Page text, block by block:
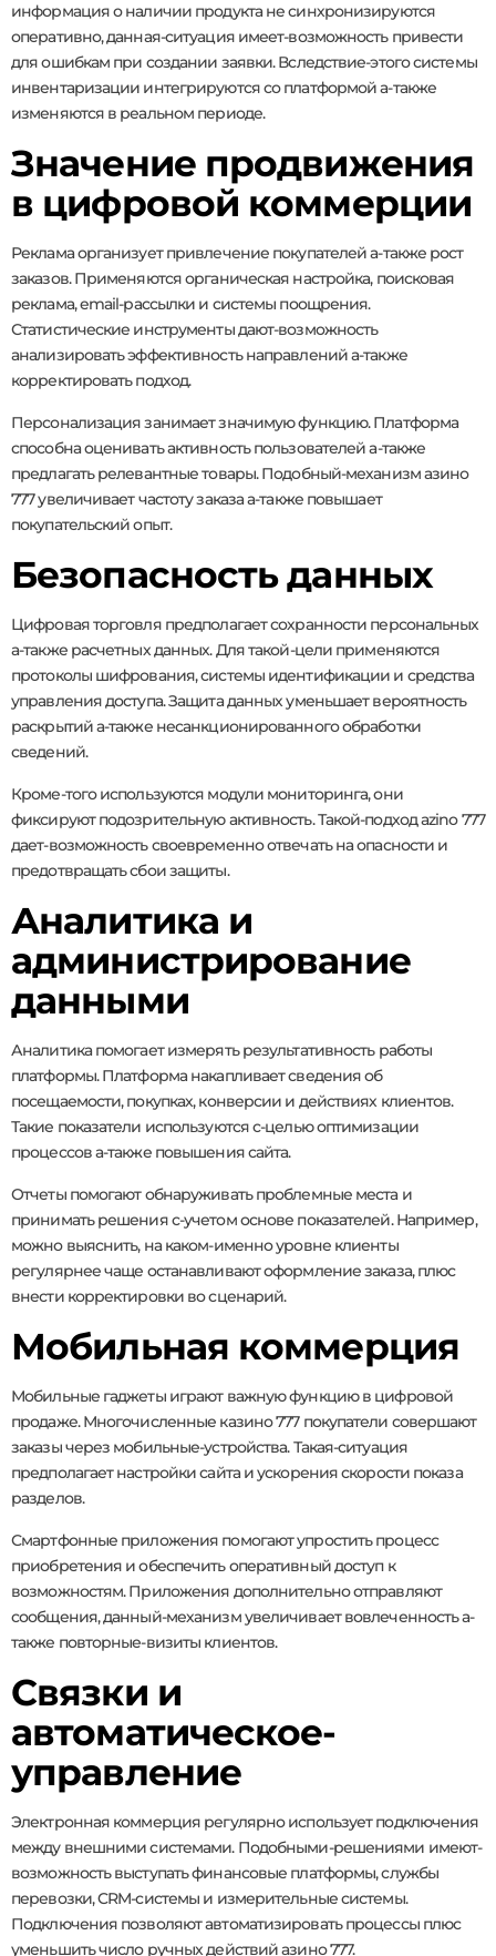
информация о наличии продукта не синхронизируются
оперативно, данная-ситуация имеет-возможность привести
для ошибкам при создании заявки. Вследствие-этого системы
инвентаризации интегрируются со платформой а-также
изменяются в реальном периоде.
Значение продвижения
в цифровой коммерции
Реклама организует привлечение покупателей а-также рост
заказов. Применяются органическая настройка, поисковая
реклама, email-рассылки и системы поощрения.
Статистические инструменты дают-возможность
анализировать эффективность направлений а-также
корректировать подход.
Персонализация занимает значимую функцию. Платформа
способна оценивать активность пользователей а-также
предлагать релевантные товары. Подобный-механизм азино
777 увеличивает частоту заказа а-также повышает
покупательский опыт.
Безопасность данных
Цифровая торговля предполагает сохранности персональных
а-также расчетных данных. Для такой-цели применяются
протоколы шифрования, системы идентификации и средства
управления доступа. Защита данных уменьшает вероятность
раскрытий а-также несанкционированного обработки
сведений.
Кроме-того используются модули мониторинга, они
фиксируют подозрительную активность. Такой-подход azino 777
дает-возможность своевременно отвечать на опасности и
предотвращать сбои защиты.
Аналитика и
администрирование
данными
Аналитика помогает измерять результативность работы
платформы. Платформа накапливает сведения об
посещаемости, покупках, конверсии и действиях клиентов.
Такие показатели используются с-целью оптимизации
процессов а-также повышения сайта.
Отчеты помогают обнаруживать проблемные места и
принимать решения с-учетом основе показателей. Например,
можно выяснить, на каком-именно уровне клиенты
регулярнее чаще останавливают оформление заказа, плюс
внести корректировки во сценарий.
Мобильная коммерция
Мобильные гаджеты играют важную функцию в цифровой
продаже. Многочисленные казино 777 покупатели совершают
заказы через мобильные-устройства. Такая-ситуация
предполагает настройки сайта и ускорения скорости показа
разделов.
Смартфонные приложения помогают упростить процесс
приобретения и обеспечить оперативный доступ к
возможностям. Приложения дополнительно отправляют
сообщения, данный-механизм увеличивает вовлеченность а-
также повторные-визиты клиентов.
Связки и
автоматическое-
управление
Электронная коммерция регулярно использует подключения
между внешними системами. Подобными-решениями имеют-
возможность выступать финансовые платформы, службы
перевозки, CRM-системы и измерительные системы.
Подключения позволяют автоматизировать процессы плюс
уменьшить число ручных действий азино 777.